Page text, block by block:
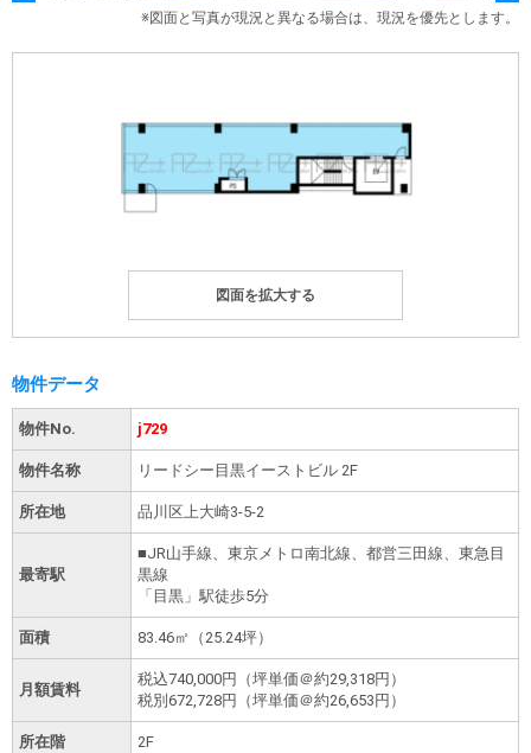
※図面と写真が現況と異なる場合は、現況を優先とします。
物件データ
物件No. j729
物件名称 リードシー目黒イーストビル 2F
所在地 品川区上大崎3-5-2
最寄駅
■JR山手線、東京メトロ南北線、都営三田線、東急目
黒線
「目黒」駅徒歩5分
面積 83.46㎡（25.24坪）
月額賃料
税込740,000円
（坪単価＠約29,318円）
税別 672,728円 （坪単価＠約26,653円）
所在階 2F